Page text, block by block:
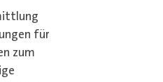
für
zum